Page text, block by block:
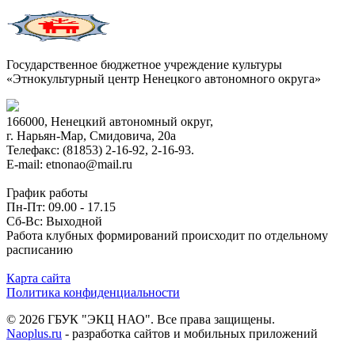
Государственное бюджетное учреждение культуры
«Этнокультурный центр Ненецкого автономного округа»
166000, Ненецкий автономный округ,
г. Нарьян-Мар, Смидовича, 20а
Телефакс: (81853) 2-16-92, 2-16-93.
E-mail: etnonao@mail.ru
График работы
Пн-Пт: 09.00 - 17.15
Сб-Вс: Выходной
Работа клубных формирований происходит по отдельному
расписанию
Карта сайта
Политика конфиденциальности
© 2026 ГБУК "ЭКЦ НАО". Все права защищены.
Naoplus.ru - разработка сайтов и мобильных приложений